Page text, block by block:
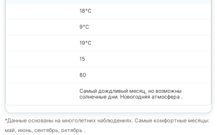
18°C
9°C
19°C
15
80
Самый дождливый месяц, но возможны
солнечные дни. Новогодняя атмосфера .
*Данные основаны на многолетних наблюдениях. Самые комфортные месяцы:
май, июнь, сентябрь, октябрь .